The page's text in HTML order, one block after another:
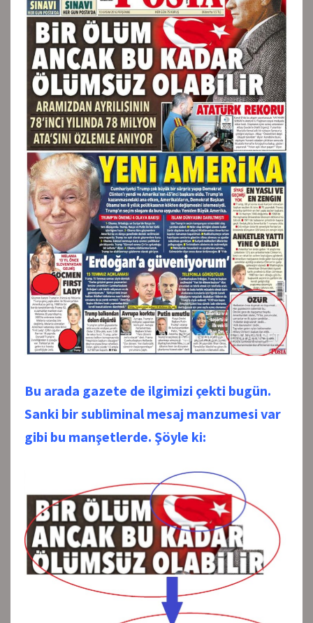
Bu arada gazete de ilgimizi çekti bugün.
Sanki bir subliminal mesaj manzumesi var
gibi bu manşetlerde. Şöyle ki: